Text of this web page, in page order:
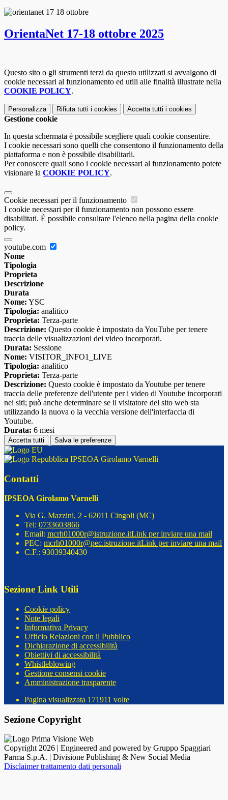
OrientaNet 17-18 ottobre 2025
Questo sito o gli strumenti terzi da questo utilizzati si avvalgono di
cookie necessari al funzionamento ed utili alle finalità illustrate nella
COOKIE POLICY.
Personalizza Rifiuta tutti i cookies Accetta tutti i cookies
Gestione cookie
In questa schermata è possibile scegliere quali cookie consentire.
I cookie necessari sono quelli che consentono il funzionamento della
piattaforma e non è possibile disabilitarli.
Per conoscere quali sono i cookie necessari al funzionamento potete
visionare la COOKIE POLICY.
Cookie necessari per il funzionamento
I cookie necessari per il funzionamento non possono essere
disabilitati. È possibile consultare l'elenco nella pagina della cookie
policy.
youtube.com
Nome
Tipologia
Proprieta
Descrizione
Durata
Nome: YSC
Tipologia: analitico
Proprieta: Terza-parte
Descrizione: Questo cookie è impostato da YouTube per tenere
traccia delle visualizzazioni dei video incorporati.
Durata: Sessione
Nome: VISITOR_INFO1_LIVE
Tipologia: analitico
Proprieta: Terza-parte
Descrizione: Questo cookie è impostato da Youtube per tenere
traccia delle preferenze dell'utente per i video di Youtube incorporati
nei siti; può anche determinare se il visitatore del sito web sta
utilizzando la nuova o la vecchia versione dell'interfaccia di
Youtube.
Durata: 6 mesi
Accetta tutti Salva le preferenze
IPSEOA Girolamo Varnelli
Contatti
IPSEOA Girolamo Varnelli
Via G. Mazzini, 2 - 62011 Cingoli (MC)
Tel: 0733603866
Email: mcrh01000r@istruzione.itLink per inviare una mail
PEC: mcrh01000r@pec.istruzione.itLink per inviare una mail
C.F.: 93039340430
Sezione Link Utili
Cookie policy
Note legali
Informativa Privacy
Ufficio Relazioni con il Pubblico
Dichiarazione di accessibilità
Obiettivi di accessibilità
Whistleblowing
Gestione consensi cookie
Amministrazione trasparente
Pagina visualizzata 171911 volte
Sezione Copyright
Copyright 2026 | Engineered and powered by Gruppo Spaggiari
Parma S.p.A. | Divisione Publishing & New Social Media
Disclaimer trattamento dati personali